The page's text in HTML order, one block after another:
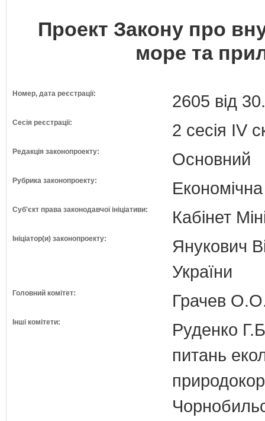
Проект Закону про
море та
Номер, дата реєстрації: 2605 від
Сесія реєстрації: 2 сесія IV
Редакція законопроекту: Основний
Рубрика законопроекту:
Суб'єкт права законодавчої ініціативи: Кабінет
Ініціатор(и) законопроекту:
Янукович
України
Головний комітет: Грачев
Інші комітети:
Руденко
питань